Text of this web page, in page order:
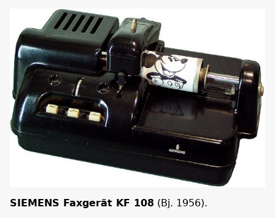
SIEMENS Faxgerät KF 108 (Bj. 1956).